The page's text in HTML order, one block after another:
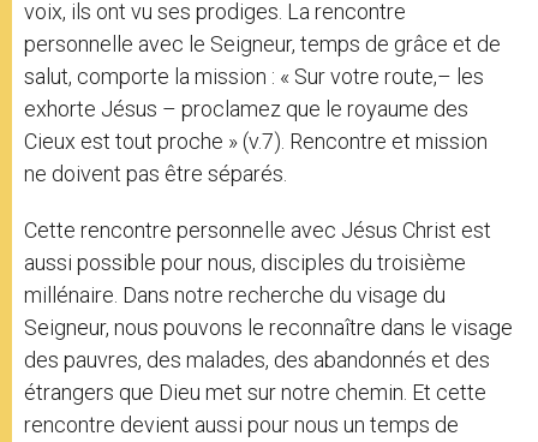
voix, ils ont vu ses prodiges. La rencontre
personnelle avec le Seigneur, temps de grâce et de
salut, comporte la mission : « Sur votre route,– les
exhorte Jésus – proclamez que le royaume des
Cieux est tout proche » (v.7). Rencontre et mission
ne doivent pas être séparés.
Cette rencontre personnelle avec Jésus Christ est
aussi possible pour nous, disciples du troisième
millénaire. Dans notre recherche du visage du
Seigneur, nous pouvons le reconnaître dans le visage
des pauvres, des malades, des abandonnés et des
étrangers que Dieu met sur notre chemin. Et cette
rencontre devient aussi pour nous un temps de